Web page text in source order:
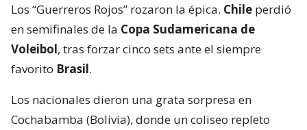
Los “Guerreros Rojos” rozaron la épica. Chile perdió
en semifinales de la Copa Sudamericana de
Voleibol, tras forzar cinco sets ante el siempre
favorito Brasil.
Los nacionales dieron una grata sorpresa en
Cochabamba (Bolivia), donde un coliseo repleto